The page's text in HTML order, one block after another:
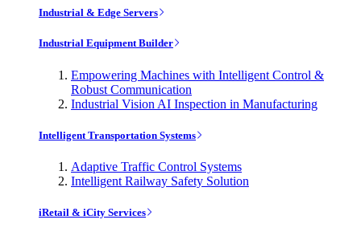
Industrial & Edge Servers
Industrial Equipment Builder
Empowering Machines with Intelligent Control &
Robust Communication
Industrial Vision AI Inspection in Manufacturing
Intelligent Transportation Systems
Adaptive Traffic Control Systems
Intelligent Railway Safety Solution
iRetail & iCity Services